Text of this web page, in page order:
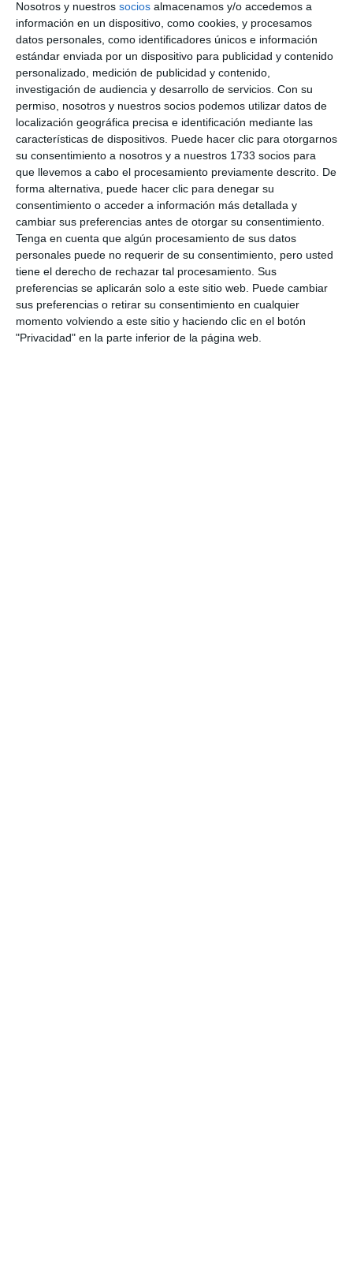
Nosotros y nuestros socios almacenamos y/o accedemos a
información en un dispositivo, como cookies, y procesamos
datos personales, como identificadores únicos e información
estándar enviada por un dispositivo para publicidad y contenido
personalizado, medición de publicidad y contenido,
investigación de audiencia y desarrollo de servicios. Con su
permiso, nosotros y nuestros socios podemos utilizar datos de
localización geográfica precisa e identificación mediante las
características de dispositivos. Puede hacer clic para otorgarnos
su consentimiento a nosotros y a nuestros 1733 socios para
que llevemos a cabo el procesamiento previamente descrito. De
forma alternativa, puede hacer clic para denegar su
consentimiento o acceder a información más detallada y
cambiar sus preferencias antes de otorgar su consentimiento.
Tenga en cuenta que algún procesamiento de sus datos
personales puede no requerir de su consentimiento, pero usted
tiene el derecho de rechazar tal procesamiento. Sus
preferencias se aplicarán solo a este sitio web. Puede cambiar
sus preferencias o retirar su consentimiento en cualquier
momento volviendo a este sitio y haciendo clic en el botón
"Privacidad" en la parte inferior de la página web.